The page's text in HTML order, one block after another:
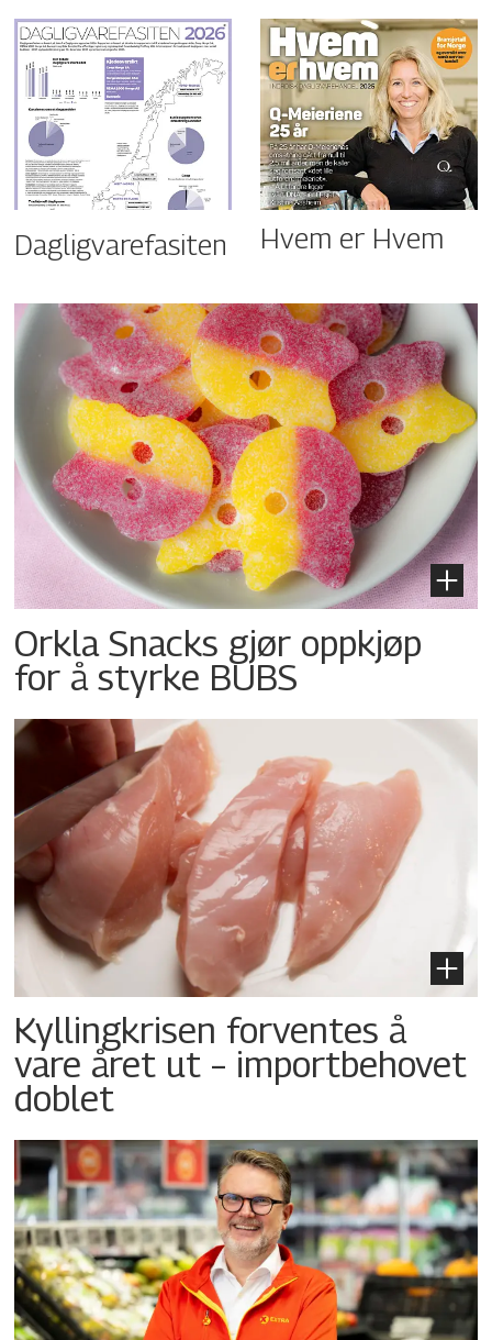
Dagligvarefasiten Hvem er Hvem
Orkla Snacks gjør oppkjøp
for å styrke BUBS
Kyllingkrisen forventes å
vare året ut – importbehovet
doblet